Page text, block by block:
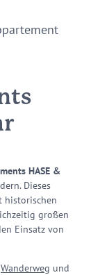
HASE &
Dieses
historischen
großen
Einsatz von
Wanderweg und